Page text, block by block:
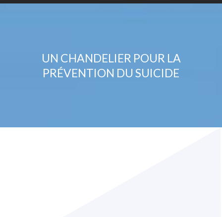
UN CHANDELIER POUR LA
PRÉVENTION DU SUICIDE